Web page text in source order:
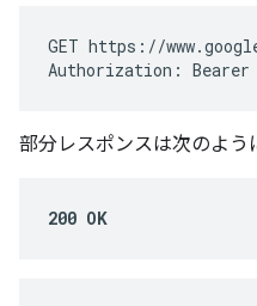
GET https://
Authorization: Bearer
部分レスポンスは次のよう
200 OK